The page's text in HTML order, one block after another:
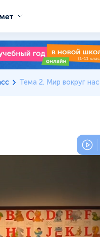
Тема 2. Мир вокруг нас